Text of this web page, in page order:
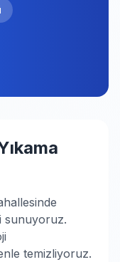
sunuyoruz.
temizliyoruz.